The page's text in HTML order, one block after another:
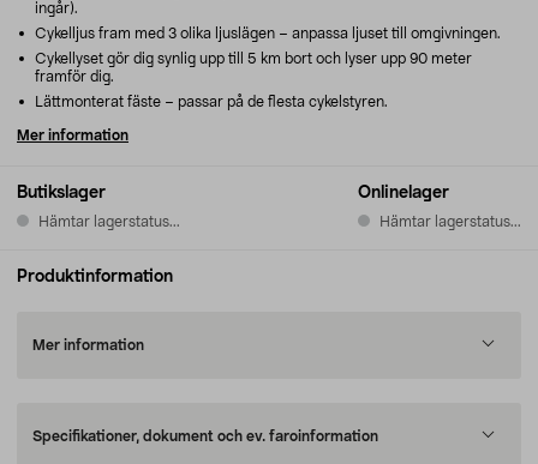
Butikslager
Hämtar lagerstatus...
Onlinelager
Hämtar lagerstatus...
ingår).
Cykelljus fram med 3 olika ljuslägen – anpassa ljuset till omgivningen.
Cykellyset gör dig synlig upp till 5 km bort och lyser upp 90 meter
framför dig.
Lättmonterat fäste – passar på de flesta cykelstyren.
Mer information
Produktinformation
Mer information
Specifikationer, dokument och ev. faroinformation